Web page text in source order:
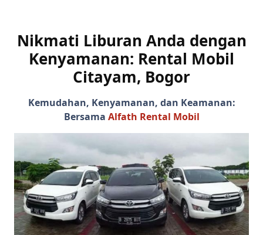
Nikmati Liburan Anda dengan
Kenyamanan: Rental Mobil
Citayam, Bogor
Kemudahan, Kenyamanan, dan Keamanan:
Bersama Alfath Rental Mobil